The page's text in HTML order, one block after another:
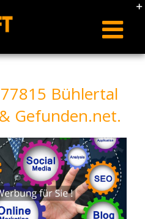
Bühlertal
Gefunden.net.